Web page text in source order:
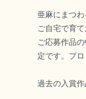
亜麻にまつわ
ご自宅で育
ご応募作品
定です。プ
過去の入賞作